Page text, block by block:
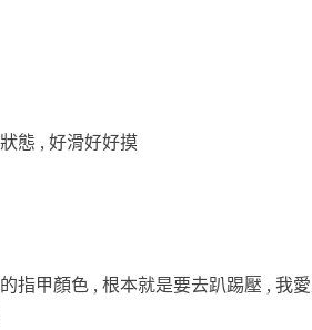
態 , 好滑好好摸
指甲顏色 , 根本就是要去趴踢壓 , 我